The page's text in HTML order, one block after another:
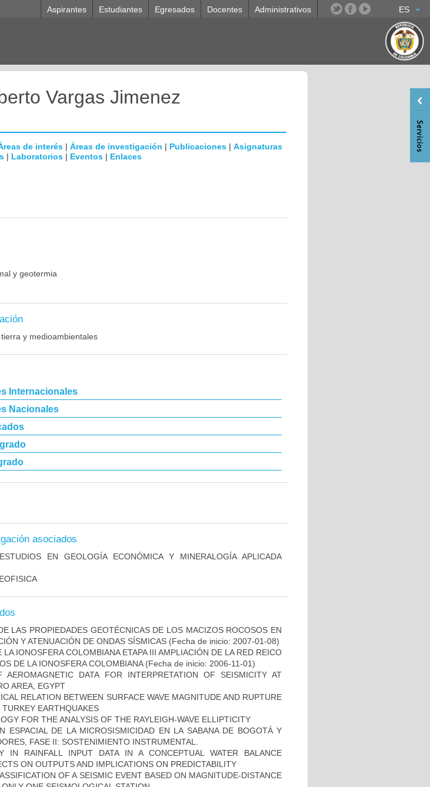
ES
Aspirantes Estudiantes Egresados Docentes Administrativos
Vargas Jimenez
de interés | Áreas de investigación | Publicaciones | Asignaturas
| Laboratorios | Eventos | Enlaces
y geotermia
y medioambientales
Internacionales
Nacionales
asociados
EN GEOLOGÍA ECONÓMICA Y MINERALOGÍA APLICADA
LAS PROPIEDADES GEOTÉCNICAS DE LOS MACIZOS ROCOSOS EN
Y ATENUACIÓN DE ONDAS SÍSMICAS (Fecha de inicio: 2007-01-08)
LA IONOSFERA COLOMBIANA ETAPA III AMPLIACIÓN DE LA RED REICO
DE LA IONOSFERA COLOMBIANA (Fecha de inicio: 2006-11-01)
AEROMAGNETIC DATA FOR INTERPRETATION OF SEISMICITY AT
AREA, EGYPT
RELATION BETWEEN SURFACE WAVE MAGNITUDE AND RUPTURE
EARTHQUAKES
FOR THE ANALYSIS OF THE RAYLEIGH-WAVE ELLIPTICITY
ESPACIAL DE LA MICROSISMICIDAD EN LA SABANA DE BOGOTÁ Y
FASE II: SOSTENIMIENTO INSTRUMENTAL.
IN RAINFALL INPUT DATA IN A CONCEPTUAL WATER BALANCE
ON OUTPUTS AND IMPLICATIONS ON PREDICTABILITY
OF A SEISMIC EVENT BASED ON MAGNITUDE-DISTANCE